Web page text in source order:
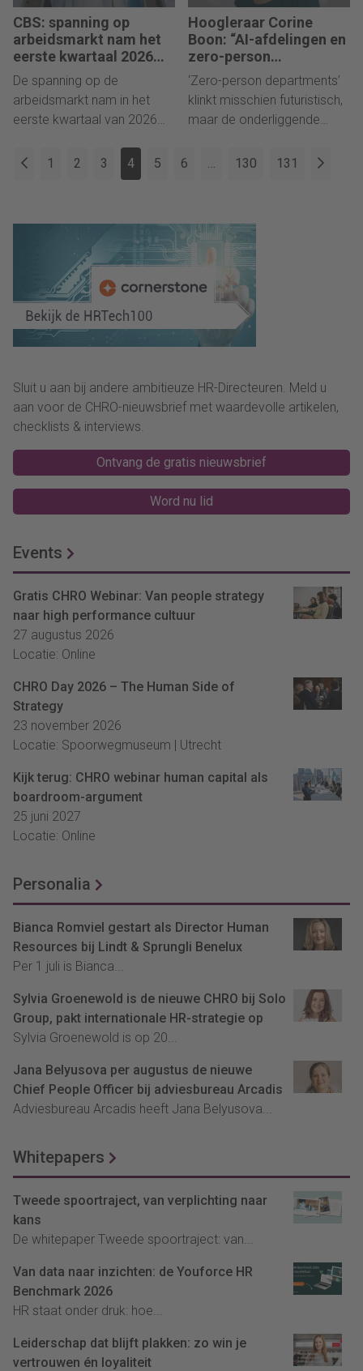
Irene Oerlemans.
omzetverbetering.
CBS: spanning op
arbeidsmarkt nam het
eerste kwartaal 2026
verder af, opnieuw
minder zzp’ers
De spanning op de
arbeidsmarkt nam in het
eerste kwartaal van 2026
Bureau voor de Statistiek.
Na twee kwartalen daling
kwartalen op rij.
Hoogleraar Corine
Boon: “AI-afdelingen en
zero-person
departments stellen HR
voor dringende nieuwe
vragen”
‘Zero-person departments’
klinkt misschien futuristisch,
maar de onderliggende
gemaakt. Juist daarom
schrijft hoogleraar HRM &
People Analytics, Corine
1 2 3 4 5 6 … 130 131
Sluit u aan bij andere ambitieuze HR-Directeuren. Meld u
aan voor de CHRO-nieuwsbrief met waardevolle artikelen,
checklists & interviews.
Ontvang de gratis nieuwsbrief
Word nu lid
Events
Gratis CHRO Webinar: Van people strategy
naar high performance cultuur
27 augustus 2026
Locatie: Online
CHRO Day 2026 – The Human Side of
Strategy
23 november 2026
Locatie: Spoorwegmuseum | Utrecht
Kijk terug: CHRO webinar human capital als
boardroom-argument
25 juni 2027
Locatie: Online
Personalia
Bianca Romviel gestart als Director Human
Resources bij Lindt & Sprungli Benelux
Per 1 juli is Bianca...
Sylvia Groenewold is de nieuwe CHRO bij Solo
Group, pakt internationale HR-strategie op
Sylvia Groenewold is op 20...
Jana Belyusova per augustus de nieuwe
Chief People Officer bij adviesbureau Arcadis
Adviesbureau Arcadis heeft Jana Belyusova...
Whitepapers
Tweede spoortraject, van verplichting naar
kans
De whitepaper Tweede spoortraject: van...
Van data naar inzichten: de Youforce HR
Benchmark 2026
HR staat onder druk: hoe...
Leiderschap dat blijft plakken: zo win je
vertrouwen én loyaliteit